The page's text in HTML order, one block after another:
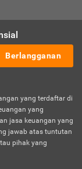
Berlangganan
yang terdaftar di
yang
jasa keuangan yang
jawab atas tuntutan
pihak yang